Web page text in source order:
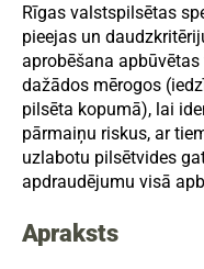
Rīgas valstspilsētas
pieejas un
aprobēšana
dažādos mērogos
pilsēta kopumā), lai
pārmaiņu riskus, ar
uzlabotu pilsētvides
apdraudējumu visā
Apraksts